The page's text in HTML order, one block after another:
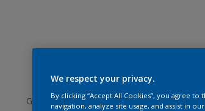
Geen kleur geselecteerd
We respect your privacy.
By clicking “Accept All Cookies”, you agree
navigation, analyze site usage, and assist in